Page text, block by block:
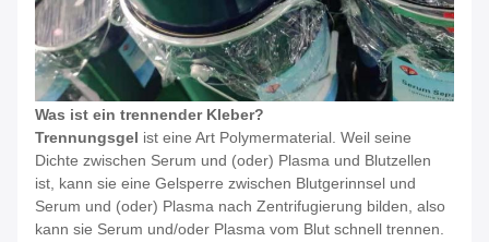
Was ist ein trennender Kleber?
Trennungsgel ist eine Art Polymermaterial. Weil seine
Dichte zwischen Serum und (oder) Plasma und Blutzellen
ist, kann sie eine Gelsperre zwischen Blutgerinnsel und
Serum und (oder) Plasma nach Zentrifugierung bilden, also
kann sie Serum und/oder Plasma vom Blut schnell trennen.